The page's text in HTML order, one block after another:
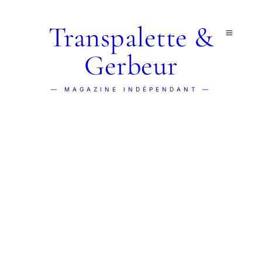
Transpalette &
Gerbeur
— MAGAZINE INDÉPENDANT —